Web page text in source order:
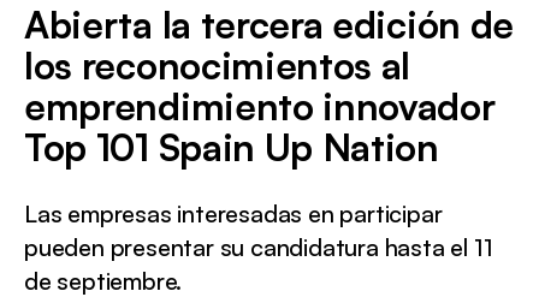
Abierta la tercera edición de
los reconocimientos al
emprendimiento innovador
Top 101 Spain Up Nation
Las empresas interesadas en participar
pueden presentar su candidatura hasta el 11
de septiembre.